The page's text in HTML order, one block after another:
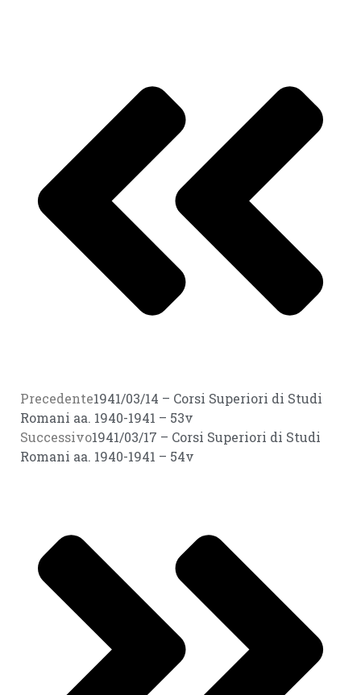
Precedente1941/03/14 – Corsi Superiori di Studi
Romani aa. 1940-1941 – 53v
Successivo1941/03/17 – Corsi Superiori di Studi
Romani aa. 1940-1941 – 54v